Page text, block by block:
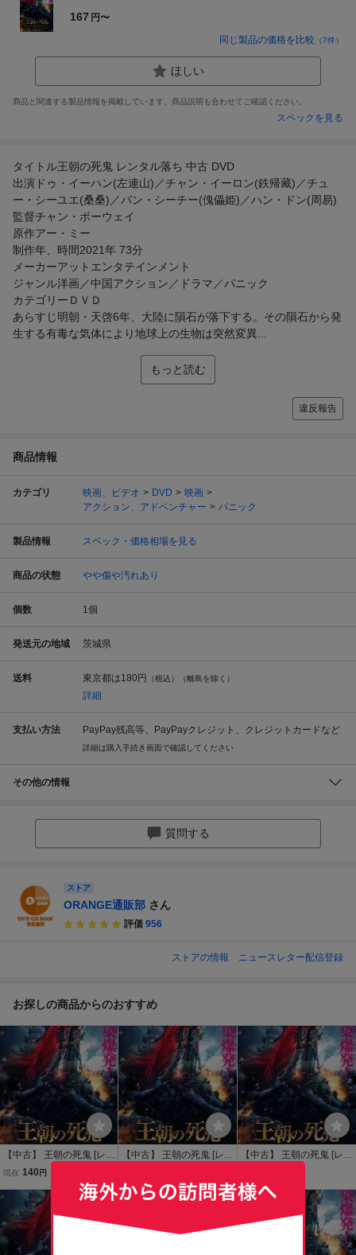
167 円〜
同じ製品の価格を比較 （7件）
ほしい
商品と関連する製品情報を掲載しています。商品説明も合わせてご確認ください。
スペックを見る
タイトル王朝の死鬼 レンタル落ち 中古 DVD
出演ドゥ・イーハン(左連山)／チャン・イーロン(鉄帰藏)／チュ
ー・シーユエ(桑桑)／パン・シーチー(傀儡姫)／ハン・ドン(周易)
監督チャン・ボーウェイ
原作アー・ミー
制作年、時間2021年 73分
メーカーアットエンタテインメント
ジャンル洋画／中国アクション／ドラマ／パニック
カテゴリーＤＶＤ
あらすじ明朝・天啓6年、大陸に隕石が落下する。その隕石から発
生する有毒な気体により地球上の生物は突然変異...
もっと読む
違反報告
商品情報
カテゴリ 映画、ビデオ DVD
映画
アクション、アドベンチャー
パニック
製品情報 スペック・価格相場を見る
商品の状態 やや傷や汚れあり
個数 1個
発送元の地域 茨城県
送料 東京都は180円 （税込）（離島を除く）
詳細
支払い方法 PayPay残高等、PayPayクレジット、クレジットカードなど
詳細は購入手続き画面で確認してください
その他の情報
質問する
ストア
ORANGE通販部 さん
評価 956
ストアの情報 ニュースレター配信登録
お探しの商品からのおすすめ
【中古】 王朝の死鬼 [レン
タル落ち] [DVD]
現在 140 円
【中古】 王朝の死鬼 [レン
【中古】 王朝の死鬼 [レン